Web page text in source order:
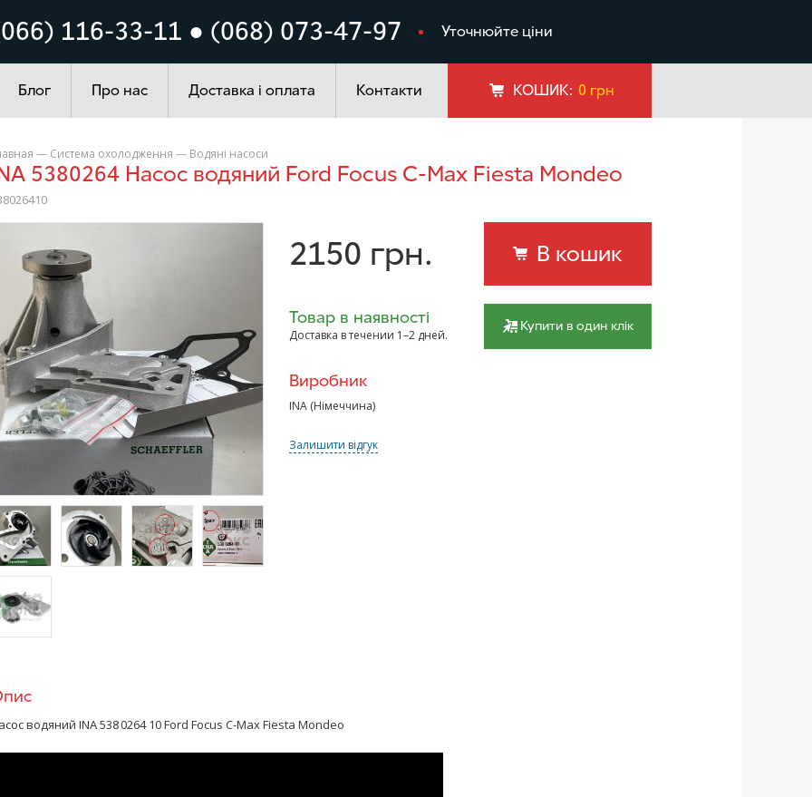
116-33-11 ● (068) 073-47-97 Уточнюйте ціни
Автохімія
Блог Про нас Доставка і оплата Контакти КОШИК: 0грн
— Система охолодження — Водяні насоси
5380264 Насос водяний Ford Focus C-Max Fiesta Mondeo
В кошик
Купити в один клік
2150 грн.
Товар в наявності
Доставка в течении 1–2 дней.
Виробник
INA (Німеччина)
Залишити відгук
водяний INA 538 0264 10 Ford Focus C-Max Fiesta Mondeo